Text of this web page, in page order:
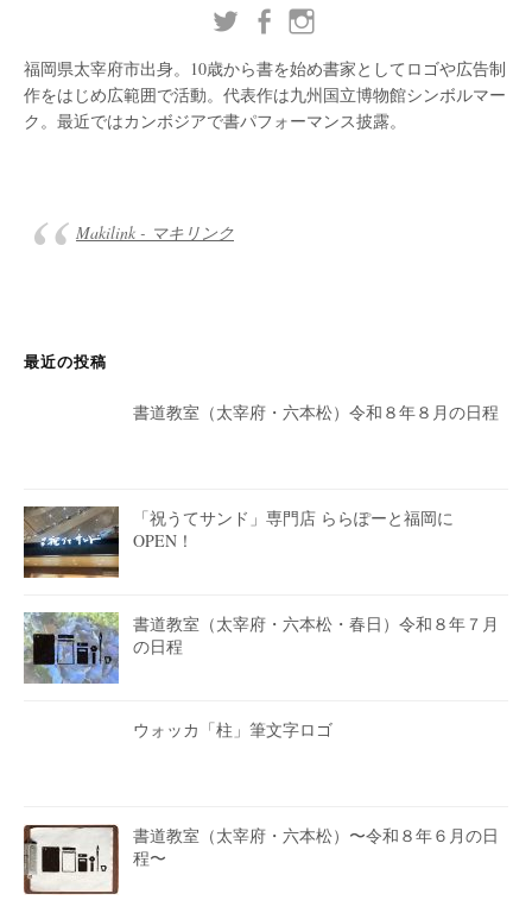
福岡県太宰府市出身。10歳から書を始め書家としてロゴや広告制
作をはじめ広範囲で活動。代表作は九州国立博物館シンボルマー
ク。最近ではカンボジアで書パフォーマンス披露。
Makilink - マキリンク
最近の投稿
書道教室（太宰府・六本松）令和８年８月の日程
「祝うてサンド」専門店 ららぽーと福岡に
OPEN！
書道教室（太宰府・六本松・春日）令和８年７月
の日程
ウォッカ「柱」筆文字ロゴ
書道教室（太宰府・六本松）〜令和８年６月の日
程〜